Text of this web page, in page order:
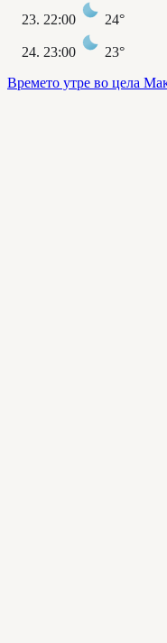
22:00 24°
23:00
23°
Времето утре во цела